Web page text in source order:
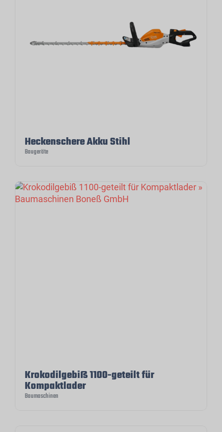
Heckenschere Akku Stihl
Baugeräte
Krokodilgebiß 1100-geteilt für
Kompaktlader
Baumaschinen